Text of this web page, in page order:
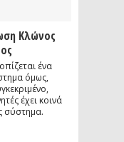
Κλώνος
ένα
όμως,
έχει κοινά
σύστημα.